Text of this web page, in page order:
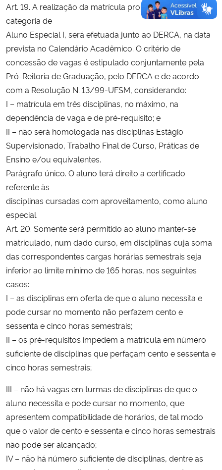
Art. 19. A realização da matrícula propriamente dita, na
categoria de
Aluno Especial I, será efetuada junto ao DERCA, na data
prevista no Calendário Acadêmico. O critério de
concessão de vagas é estipulado conjuntamente pela
Pró-Reitoria de Graduação, pelo DERCA e de acordo
com a Resolução N. 13/99-UFSM, considerando:
I – matrícula em três disciplinas, no máximo, na
dependência de vaga e de pré-requisito; e
II – não será homologada nas disciplinas Estágio
Supervisionado, Trabalho Final de Curso, Práticas de
Ensino e/ou equivalentes.
Parágrafo único. O aluno terá direito a certificado
referente às
disciplinas cursadas com aproveitamento, como aluno
especial.
Art. 20. Somente será permitido ao aluno manter-se
matriculado, num dado curso, em disciplinas cuja soma
das correspondentes cargas horárias semestrais seja
inferior ao limite mínimo de 165 horas, nos seguintes
casos:
I – as disciplinas em oferta de que o aluno necessita e
pode cursar no momento não perfazem cento e
sessenta e cinco horas semestrais;
II – os pré-requisitos impedem a matrícula em número
suficiente de disciplinas que perfaçam cento e sessenta e
cinco horas semestrais;
III – não há vagas em turmas de disciplinas de que o
aluno necessita e pode cursar no momento, que
apresentem compatibilidade de horários, de tal modo
que o valor de cento e sessenta e cinco horas semestrais
não pode ser alcançado;
IV – não há número suficiente de disciplinas, dentre as